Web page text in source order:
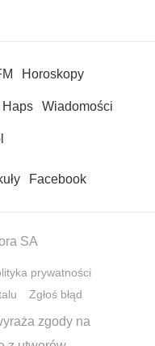
Horoskopy
Haps Wiadomości
Facebook
SA
prywatności
Zgłoś błąd
zgody na